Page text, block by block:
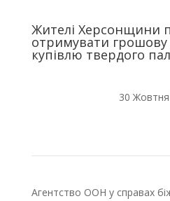
Жителі Херсонщини
отримувати
купівлю твердого
30
Агентство ООН у справах